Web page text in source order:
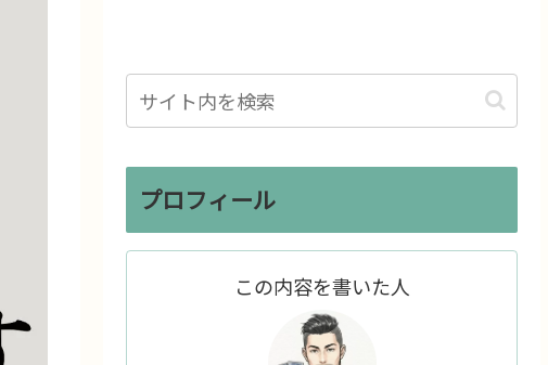
プロフィール
この内容を書いた人